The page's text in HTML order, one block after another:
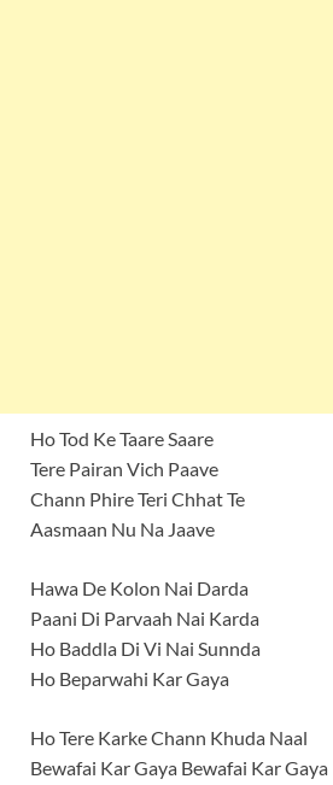
Ho Tod Ke Taare Saare
Tere Pairan Vich Paave
Chann Phire Teri Chhat Te
Aasmaan Nu Na Jaave
Hawa De Kolon Nai Darda
Paani Di Parvaah Nai Karda
Ho Baddla Di Vi Nai Sunnda
Ho Beparwahi Kar Gaya
Ho Tere Karke Chann Khuda Naal
Bewafai Kar Gaya Bewafai Kar Gaya